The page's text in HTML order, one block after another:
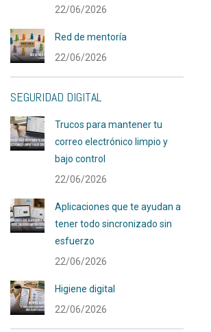
22/06/2026
Red de mentoría
22/06/2026
SEGURIDAD DIGITAL
Trucos para mantener tu
correo electrónico limpio y
bajo control
22/06/2026
Aplicaciones que te ayudan a
tener todo sincronizado sin
esfuerzo
22/06/2026
Higiene digital
22/06/2026